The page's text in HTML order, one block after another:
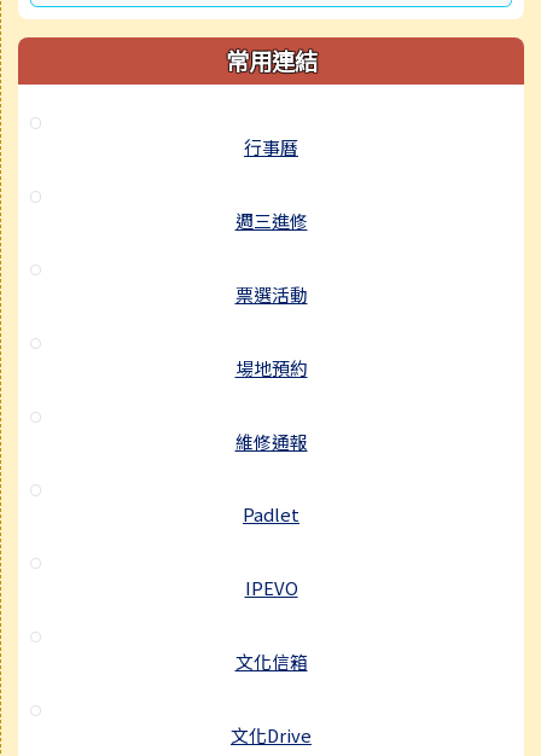
常用連結
行事曆
週三進修
票選活動
場地預約
維修通報
Padlet
IPEVO
文化信箱
文化Drive